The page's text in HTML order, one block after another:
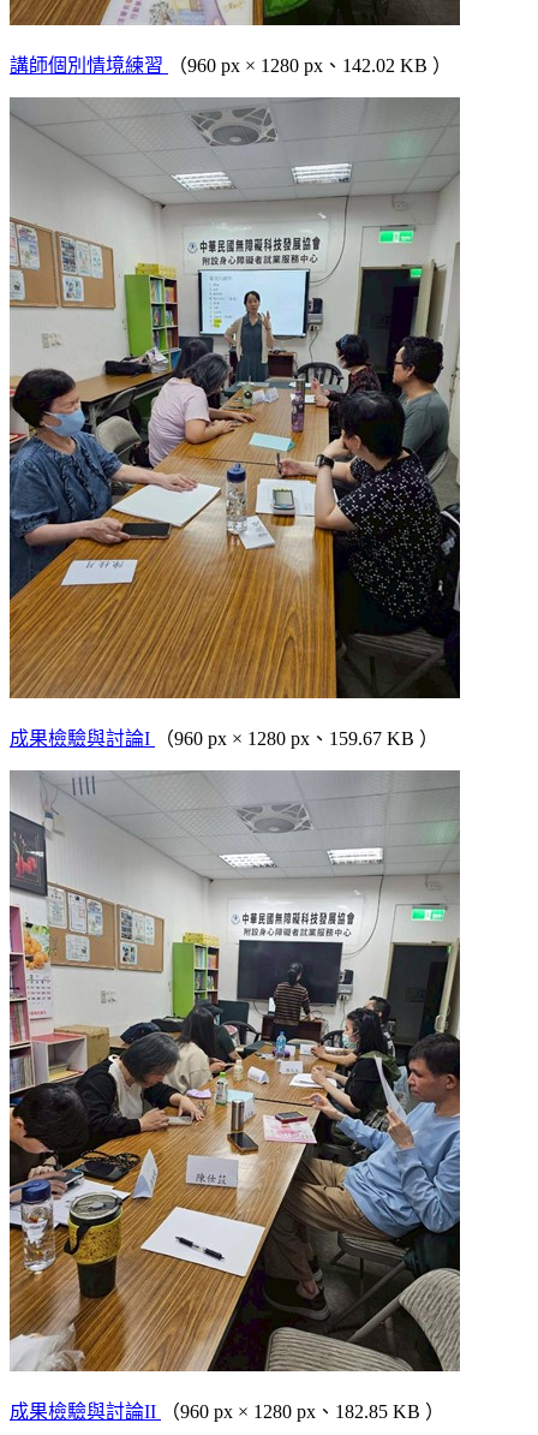
講師個別情境練習 （960 px × 1280 px、142.02 KB ）
成果檢驗與討論I （960 px × 1280 px、159.67 KB ）
成果檢驗與討論II （960 px × 1280 px、182.85 KB ）